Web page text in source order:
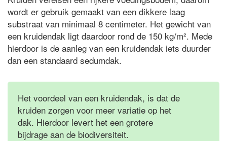
wordt er gebruik gemaakt van een dikkere laag
substraat van minimaal 8 centimeter. Het gewicht van
een kruidendak ligt daardoor rond de 150 kg/m². Mede
hierdoor is de aanleg van een kruidendak iets duurder
dan een standaard sedumdak.
Het voordeel van een kruidendak, is dat de
kruiden zorgen voor meer variatie op het
dak. Hierdoor levert het een grotere
bijdrage aan de biodiversiteit.